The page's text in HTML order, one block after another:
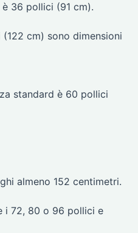
36 pollici (91 cm).
cm) sono dimensioni
standard è 60 pollici
almeno 152 centimetri.
i 72, 80 o 96 pollici e